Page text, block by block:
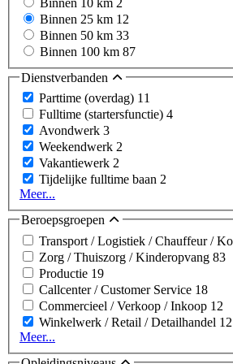
Binnen 25 km 12
Binnen 50 km 33
Binnen 100 km 87
Dienstverbanden
Parttime (overdag) 11
Fulltime (startersfunctie) 4
Avondwerk 3
Weekendwerk 2
Vakantiewerk 2
Tijdelijke fulltime baan 2
Meer...
Beroepsgroepen
Transport / Logistiek / Chauffeur /
Zorg / Thuiszorg / Kinderopvang 83
Productie 19
Callcenter / Customer Service 18
Commercieel / Verkoop / Inkoop 12
Winkelwerk / Retail / Detailhandel 12
Meer...